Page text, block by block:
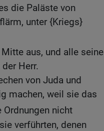
die Paläste von
unter {Kriegs}
aus, und alle seine
Herr.
von Juda und
machen, weil sie das
Ordnungen nicht
verführten, denen